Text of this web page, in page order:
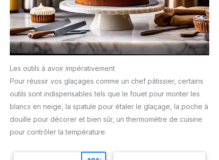
Les outils à avoir impérativement
Pour réussir vos glaçages comme un chef pâtissier, certains
outils sont indispensables tels que le fouet pour monter les
blancs en neige, la spatule pour étaler le glaçage, la poche à
douille pour décorer et bien sûr, un thermomètre de cuisine
pour contrôler la température.